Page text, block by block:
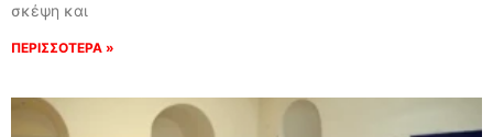
σκέψη και
ΠΕΡΙΣΣΟΤΕΡΑ »